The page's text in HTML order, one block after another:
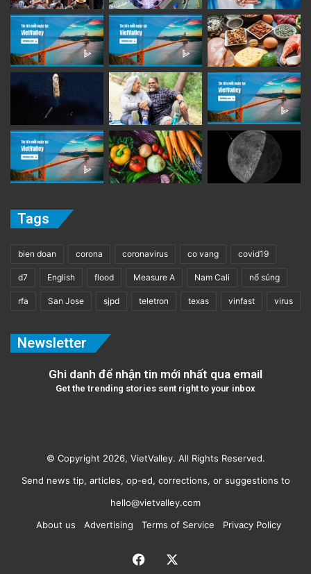
Tags
bien doan corona coronavirus co vang covid19
d7 English flood Measure A Nam Cali nổ súng
rfa San Jose sjpd teletron texas vinfast virus
Newsletter
Ghi danh để nhận tin mới nhất qua email
Get the trending stories sent right to your inbox
© Copyright 2026, VietValley. All Rights Reserved.
Send news tip, articles, op-ed, corrections, or suggestions to
hello@vietvalley.com
About us
Advertising Terms of Service Privacy Policy
Facebook